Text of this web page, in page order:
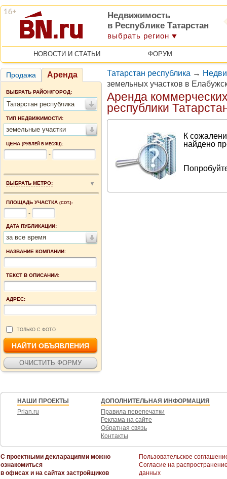
Недвижимость
в Республике Татарстан
выбрать регион
НОВОСТИ И СТАТЬИ ФОРУМ
Продажа Аренда
ВЫБРАТЬ РАЙОН/ГОРОД:
Татарстан республика
ТИП НЕДВИЖИМОСТИ:
земельные участки
ЦЕНА (РУБЛЕЙ В МЕСЯЦ):
-
ВЫБРАТЬ МЕТРО:
ПЛОЩАДЬ УЧАСТКА (СОТ.):
-
ДАТА ПУБЛИКАЦИИ:
за все время
НАЗВАНИЕ КОМПАНИИ:
ТЕКСТ В ОПИСАНИИ:
АДРЕС:
ТОЛЬКО С ФОТО
Татарстан республика →
земельных участков в
Аренда
республики
К
найдено
НАШИ ПРОЕКТЫ
Prian.ru
ДОПОЛНИТЕЛЬНАЯ ИНФОРМАЦИЯ
Правила перепечатки
Реклама на сайте
Обратная связь
Контакты
С проектными декларациями можно
ознакомиться
в офисах и на сайтах застройщиков
Пользовательское
Согласие на
данных